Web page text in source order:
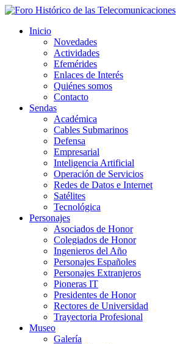
Inicio
Novedades
Actividades
Efemérides
Enlaces de Interés
Quiénes somos
Contacto
Sendas
Académica
Cables Submarinos
Defensa
Empresarial
Inteligencia Artificial
Operación de Servicios
Redes de Datos e Internet
Satélites
Tecnológica
Personajes
Asociados de Honor
Colegiados de Honor
Ingenieros del Año
Personajes Españoles
Personajes Extranjeros
Pioneras IT
Presidentes de Honor
Rectores de Universidad
Trayectoria Profesional
Museo
Galería